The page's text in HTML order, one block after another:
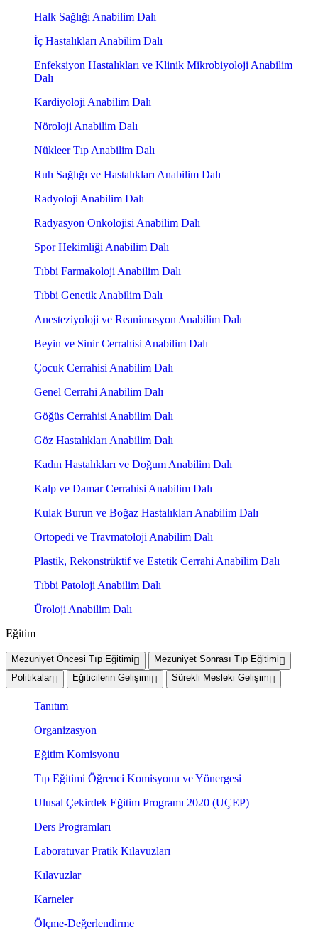
Halk Sağlığı Anabilim Dalı
İç Hastalıkları Anabilim Dalı
Enfeksiyon Hastalıkları ve Klinik Mikrobiyoloji Anabilim
Dalı
Kardiyoloji Anabilim Dalı
Nöroloji Anabilim Dalı
Nükleer Tıp Anabilim Dalı
Ruh Sağlığı ve Hastalıkları Anabilim Dalı
Radyoloji Anabilim Dalı
Radyasyon Onkolojisi Anabilim Dalı
Spor Hekimliği Anabilim Dalı
Tıbbi Farmakoloji Anabilim Dalı
Tıbbi Genetik Anabilim Dalı
Anesteziyoloji ve Reanimasyon Anabilim Dalı
Beyin ve Sinir Cerrahisi Anabilim Dalı
Çocuk Cerrahisi Anabilim Dalı
Genel Cerrahi Anabilim Dalı
Göğüs Cerrahisi Anabilim Dalı
Göz Hastalıkları Anabilim Dalı
Kadın Hastalıkları ve Doğum Anabilim Dalı
Kalp ve Damar Cerrahisi Anabilim Dalı
Kulak Burun ve Boğaz Hastalıkları Anabilim Dalı
Ortopedi ve Travmatoloji Anabilim Dalı
Plastik, Rekonstrüktif ve Estetik Cerrahi Anabilim Dalı
Tıbbi Patoloji Anabilim Dalı
Üroloji Anabilim Dalı
Eğitim
Mezuniyet Öncesi Tıp Eğitimi
Mezuniyet Sonrası Tıp Eğitimi
Politikalar
Eğiticilerin Gelişimi Sürekli Mesleki Gelişim
Tanıtım
Organizasyon
Eğitim Komisyonu
Tıp Eğitimi Öğrenci Komisyonu ve Yönergesi
Ulusal Çekirdek Eğitim Programı 2020 (UÇEP)
Ders Programları
Laboratuvar Pratik Kılavuzları
Kılavuzlar
Karneler
Ölçme-Değerlendirme